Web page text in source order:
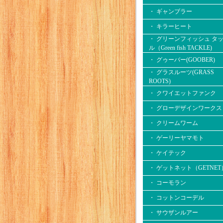
・ ギャンブラー
・ キラーヒート
・ グリーンフィッシュ タ
ル（Green fish TACKLE)
・ グゥーバー(GOOBER)
・ グラスルーツ(GRASS
ROOTS)
・ クワイエットファンク
・ グローデザインワークス
・ クリームワーム
・ ゲーリーヤマモト
・ ケイテック
・ ゲットネット（GETNET
・ コーモラン
・ コットンコーデル
・ サウザンルアー